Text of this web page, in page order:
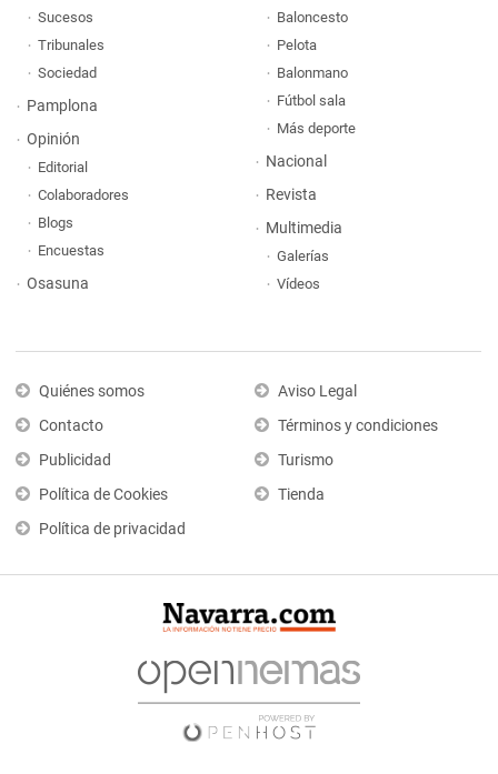
Sucesos
Tribunales
Sociedad
Pamplona
Opinión
Editorial
Colaboradores
Blogs
Encuestas
Osasuna
Baloncesto
Pelota
Balonmano
Fútbol sala
Más deporte
Nacional
Revista
Multimedia
Galerías
Vídeos
Quiénes somos
Contacto
Publicidad
Política de Cookies
Política de privacidad
Aviso Legal
Términos y condiciones
Turismo
Tienda